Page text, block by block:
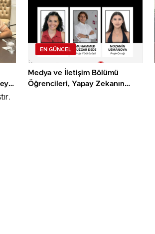
EN GÜNCEL
Medya ve İletişim Bölümü
Öğrencileri, Yapay Zekanın